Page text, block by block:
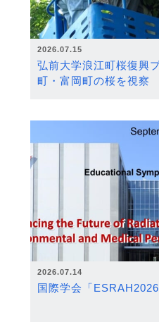
2026.07.15
弘前大学浪江町桜復興
町・富岡町の桜を視察
2026.07.14
国際学会「